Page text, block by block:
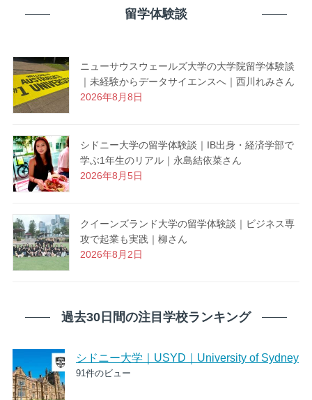
留学体験談
ニューサウスウェールズ大学の大学院留学体験談
｜未経験からデータサイエンスへ｜西川れみさん
2026年8月8日
シドニー大学の留学体験談｜IB出身・経済学部で
学ぶ1年生のリアル｜永島結依菜さん
2026年8月5日
クイーンズランド大学の留学体験談｜ビジネス専
攻で起業も実践｜柳さん
2026年8月2日
過去30日間の注目学校ランキング
シドニー大学｜USYD｜University of Sydney
91件のビュー